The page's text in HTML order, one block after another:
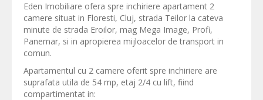
Eden Imobiliare ofera spre inchiriere apartament 2
camere situat in Floresti, Cluj, strada Teilor la cateva
minute de strada Eroilor, mag Mega Image, Profi,
Panemar, si in apropierea mijloacelor de transport in
comun.
Apartamentul cu 2 camere oferit spre inchiriere are
suprafata utila de 54 mp, etaj 2/4 cu lift, fiind
compartimentat in: